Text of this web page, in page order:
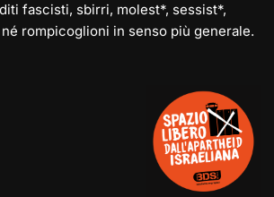
fascisti, sbirri, molest*, sessist*,
rompicoglioni in senso più generale.